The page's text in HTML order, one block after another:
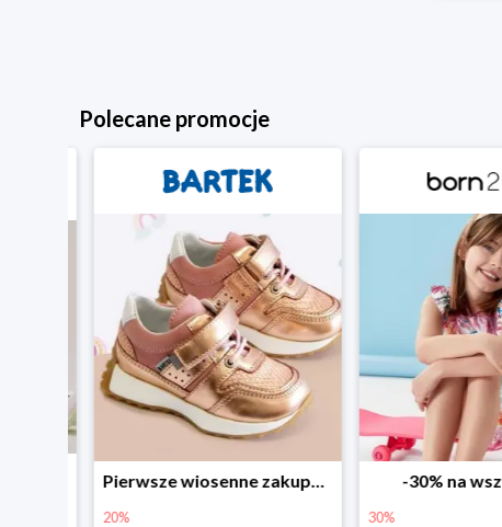
Polecane promocje
Pierwsze wiosenne zakupy -20%
20%
-30% na
30%